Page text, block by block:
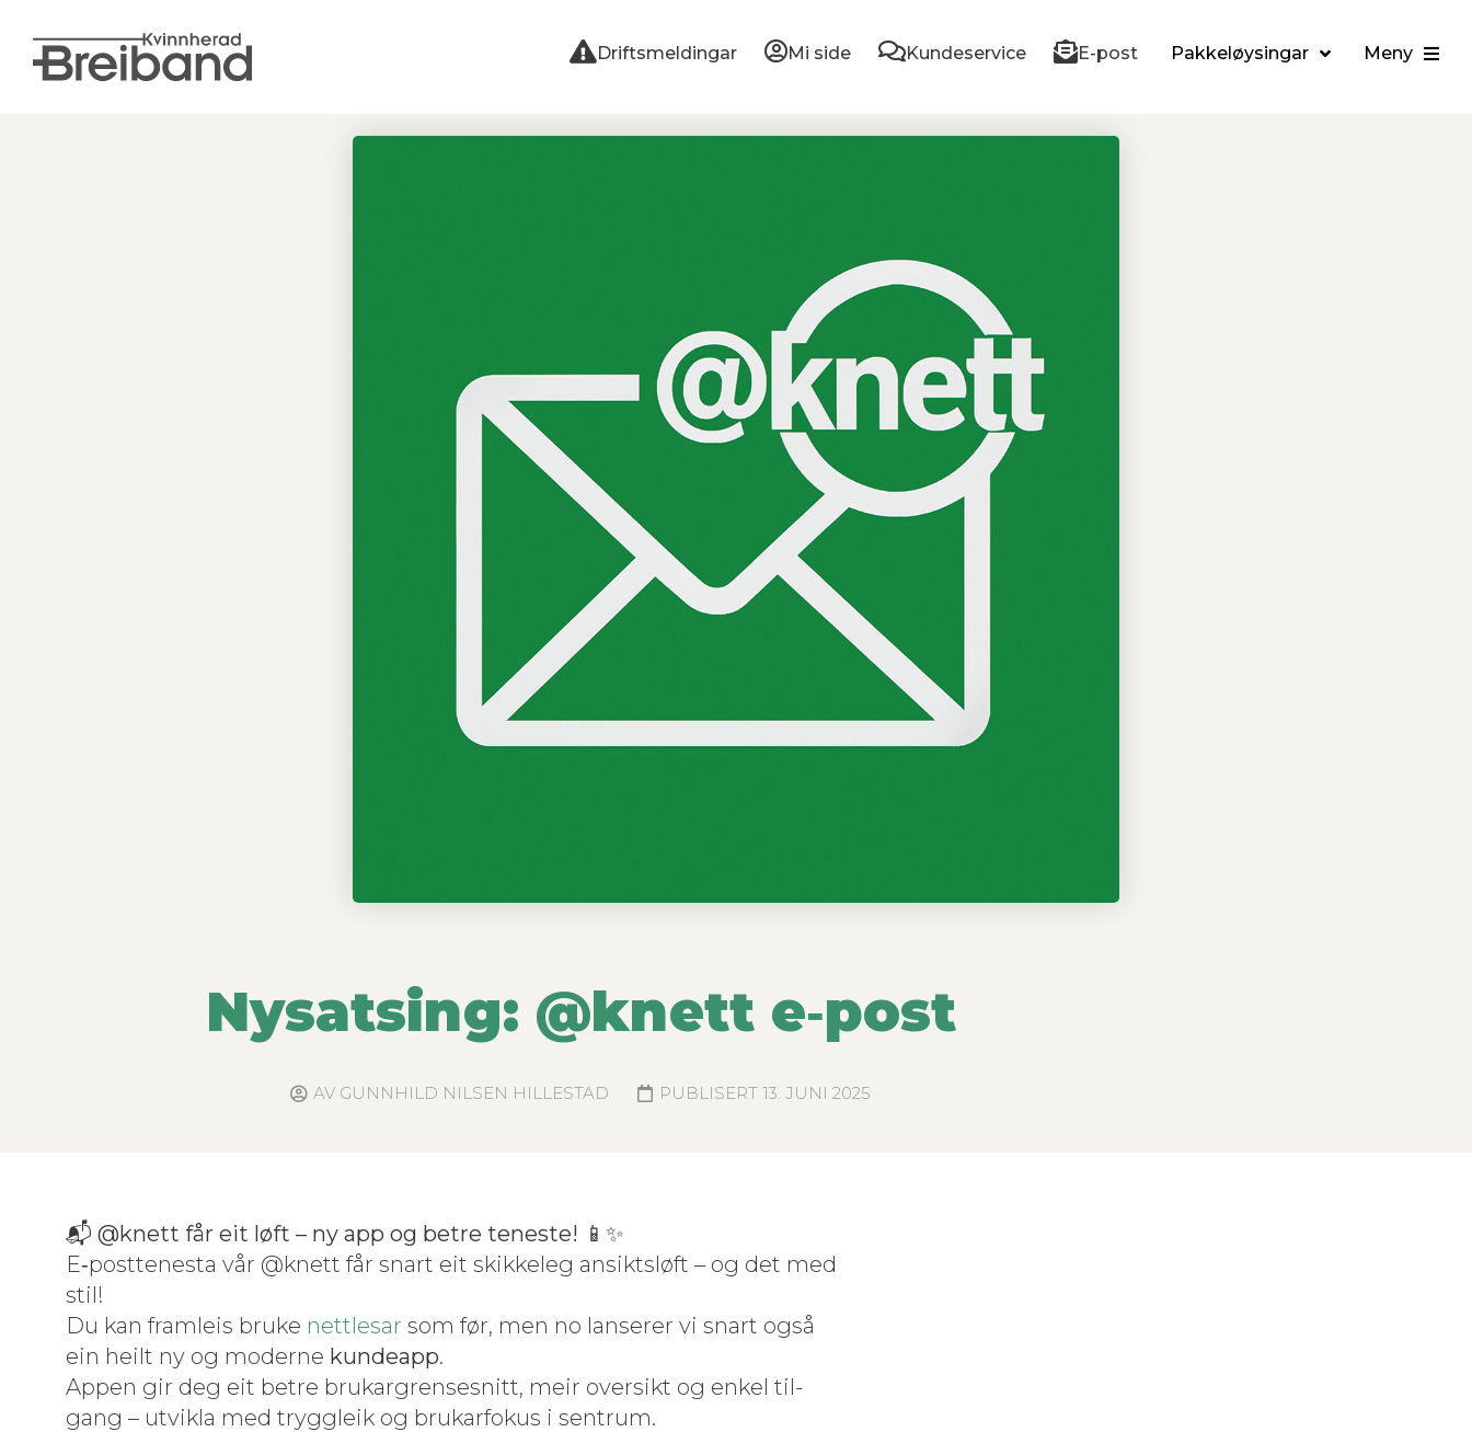
Driftsmeldingar Mi side Kundeservice E-post Pakkeløysingar Meny
Nysatsing: @knett e‑post
AV GUNNHILD NILSEN HILLESTAD PUBLISERT 13. JUNI 2025
📬 @knett får eit løft – ny app og betre ten­este! 📱✨
E‑posttenesta vår @knett får snart eit skikke­leg ansik­t­sløft – og det med
stil!
Du kan fram­leis bruke net­tle­sar som før, men no lanser­er vi snart også
ein heilt ny og mod­erne kun­deapp.
Appen gir deg eit betre brukar­grens­es­nitt, meir over­sikt og enkel til­
gang – utvikla med tryg­gleik og brukar­fokus i sentrum.